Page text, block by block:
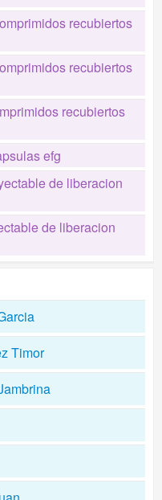
recubiertos
recubiertos
recubiertos
efg
de liberacion
de liberacion
Timor